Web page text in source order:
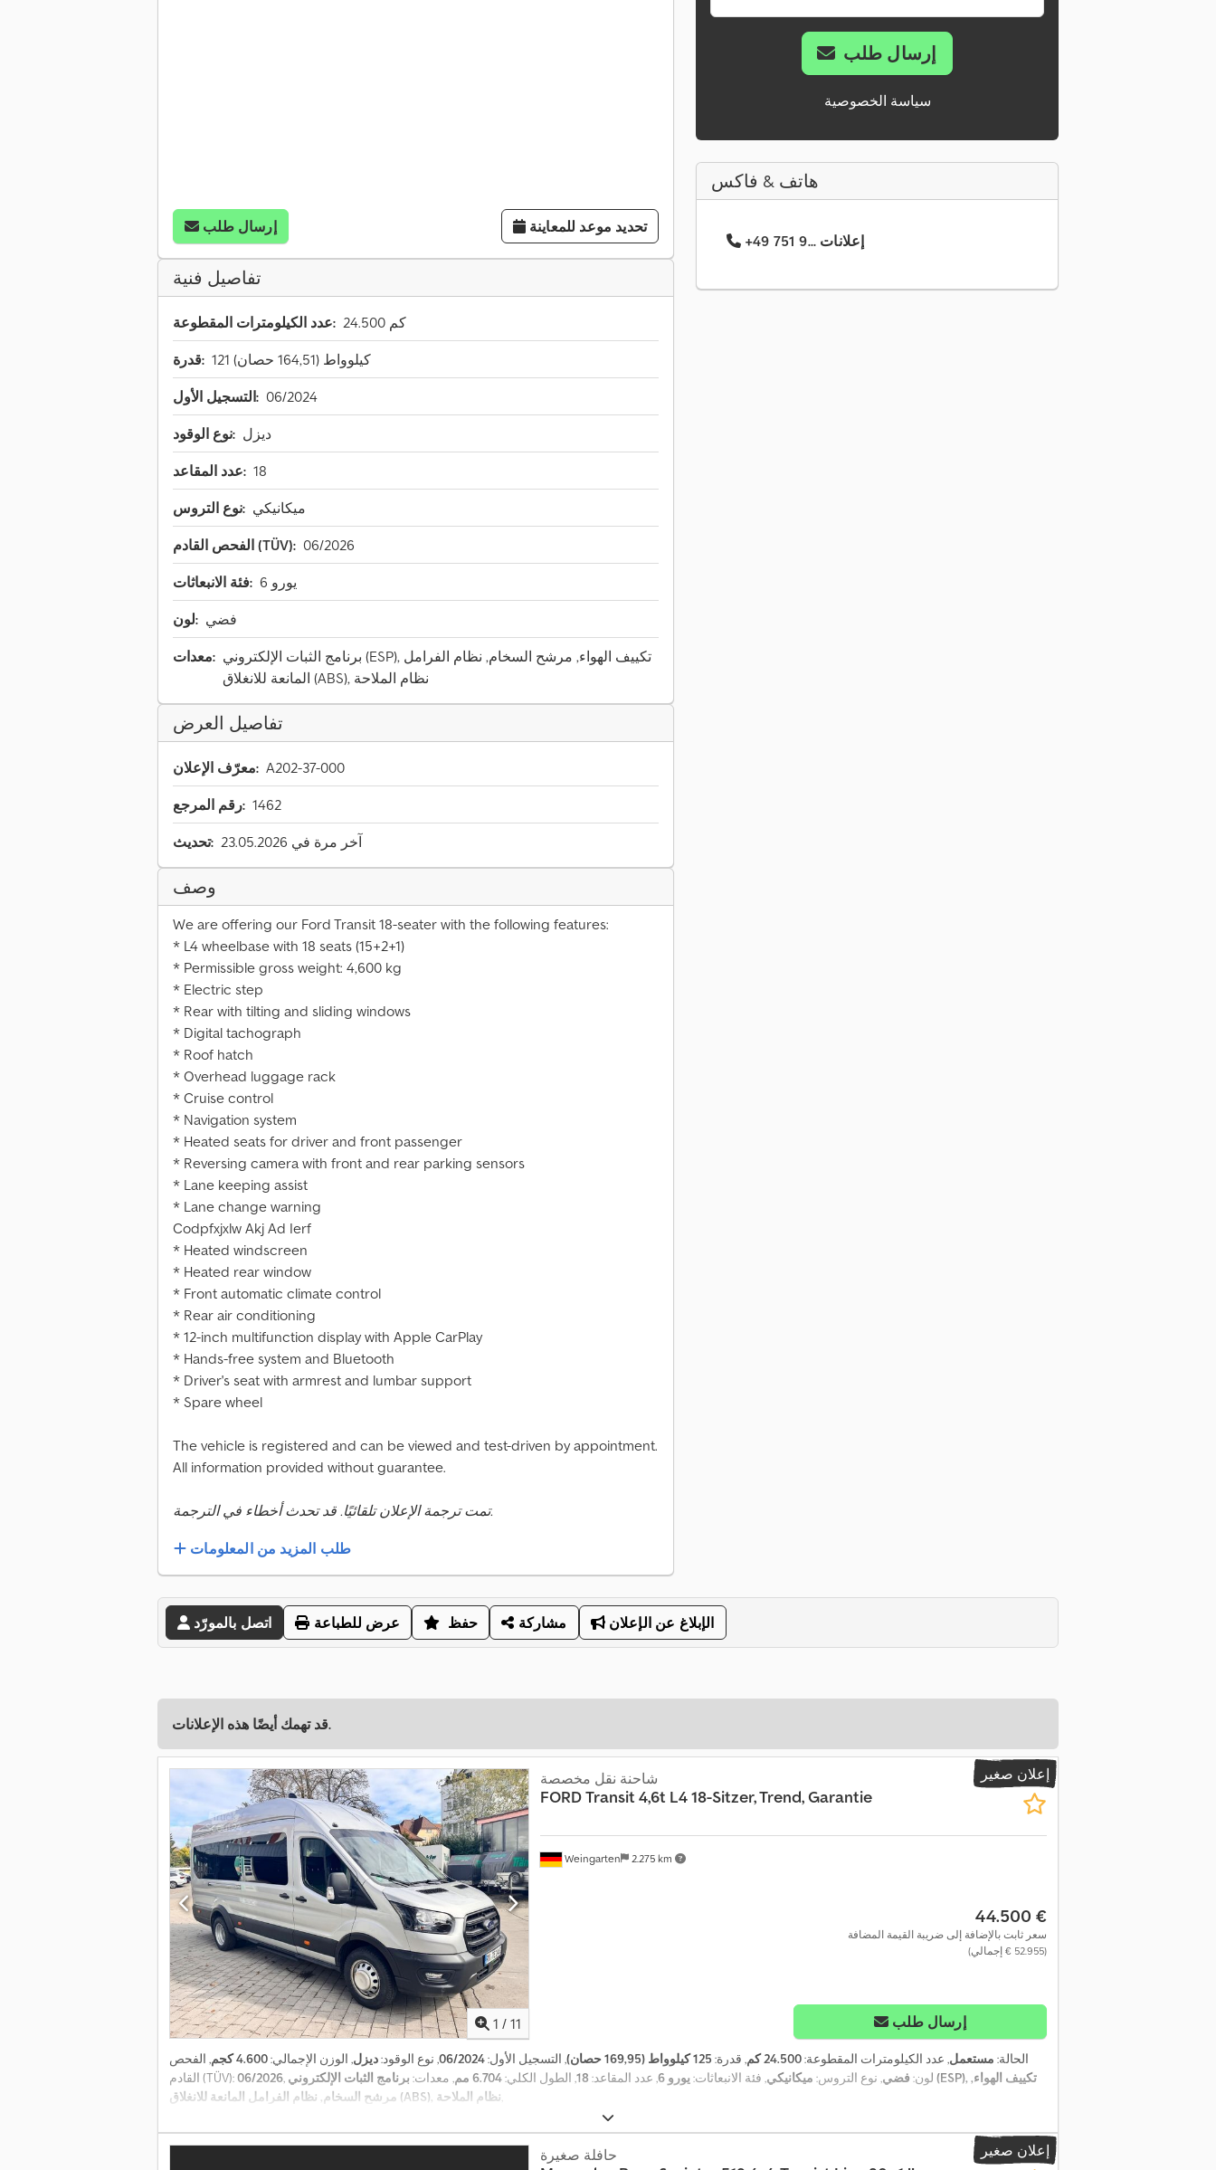
إرسال طلب تحديد موعد للمعاينة
تفاصيل فنية
عدد الكيلومترات المقطوعة: 24.500 كم
قدرة: 121 كيلوواط (164,51 حصان)
التسجيل الأول: 06/2024
نوع الوقود: ديزل
عدد المقاعد: 18
نوع التروس: ميكانيكي
الفحص القادم (TÜV): 06/2026
فئة الانبعاثات: يورو 6
لون: فضي
معدات: برنامج الثبات الإلكتروني (ESP), تكييف الهواء, مرشح السخام, نظام الفرامل
المانعة للانغلاق (ABS), نظام الملاحة
تفاصيل العرض
معرّف الإعلان: A202-37-000
رقم المرجع: 1462
تحديث: آخر مرة في 23.05.2026
وصف
We are offering our Ford Transit 18-seater with the following features:
* L4 wheelbase with 18 seats (15+2+1)
* Permissible gross weight: 4,600 kg
* Electric step
* Rear with tilting and sliding windows
* Digital tachograph
* Roof hatch
* Overhead luggage rack
* Cruise control
* Navigation system
* Heated seats for driver and front passenger
* Reversing camera with front and rear parking sensors
* Lane keeping assist
* Lane change warning
Codpfxjxlw Akj Ad Ierf
* Heated windscreen
* Heated rear window
* Front automatic climate control
* Rear air conditioning
* 12-inch multifunction display with Apple CarPlay
* Hands-free system and Bluetooth
* Driver's seat with armrest and lumbar support
* Spare wheel
The vehicle is registered and can be viewed and test-driven by appointment.
All information provided without guarantee.
تمت ترجمة الإعلان تلقائيًا. قد تحدث أخطاء في الترجمة.
طلب المزيد من المعلومات
إرسال طلب
سياسة الخصوصية
هاتف & فاكس
+49 751 9... إعلانات
اتصل بالمورّد عرض للطباعة حفظ مشاركة الإبلاغ عن الإعلان
قد تهمك أيضًا هذه الإعلانات.
إعلان صغير
1 / 11
Weingarten 2.275 km
شاحنة نقل مخصصة
FORDTransit 4,6t L4 18-Sitzer, Trend, Garantie
‏44.500 €
سعر ثابت بالإضافة إلى ضريبة القيمة المضافة
(‏52.955 € إجمالي)
إرسال طلب
الحالة: مستعمل, عدد الكيلومترات المقطوعة:24.500 كم , قدرة: 125 كيلوواط (169,95 حصان) , التسجيل الأول:06/2024, نوع الوقود:ديزل, الوزن الإجمالي:4.600 كجم
, الفحص
القادم (TÜV):06/2026 , لون:فضي, نوع التروس: ميكانيكي, فئة الانبعاثات:يورو 6 , عدد المقاعد: 18, الطول الكلي:6.704 مم , معدات:برنامج الثبات الإلكتروني (ESP), تكييف الهواء,
مرشح السخام, نظام الفرامل المانعة للانغلاق (ABS), نظام الملاحة,
إعلان صغير حافلة صغيرة